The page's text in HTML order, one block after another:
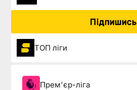
Підпишись
ТОП ліги
Прем'єр-ліга